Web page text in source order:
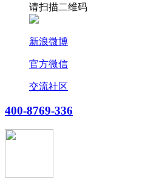
请扫描二维码
新浪微博
官方微信
交流社区
400-8769-336